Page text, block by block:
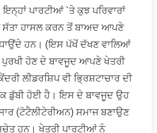
ਪਾਰਟੀਆਂ `ਤੇ ਕੁਝ ਪਰਿਵਾਰਾਂ
ਸੱਤਾ ਹਾਸਲ ਕਰਨ ਤੋਂ ਬਾਅਦ ਆਪਣੇ
ਹਨ। (ਇਸ ਪੱਖੋਂ ਦੱਖਣ ਵਾਲਿਆਂ
ਹੋਣ ਦੇ ਬਾਵਜੂਦ ਆਪਣੇ ਖੇਤਰੀ
ਲੀਡਰਸ਼ਿਪ ਵੀ ਭ੍ਰਿਸ਼ਟਾਚਾਰ ਦੀ
ਡੁੱਬੀ ਹੋਈ ਹੈ। ਇਸ ਦੇ ਬਾਵਜੂਦ ਉਹ
(ਟੋਟੈਲੀਟੇਰੀਅਨ) ਸਮਾਜ ਬਣਾਉਣ
ਹਨ। ਖੇਤਰੀ ਪਾਰਟੀਆਂ ਨੂੰ